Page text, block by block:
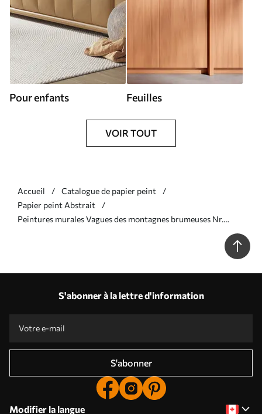
Pour enfants Feuilles
VOIR TOUT
Accueil
Catalogue de papier peint
Papier peint Abstrait
Peintures murales Vagues des montagnes brumeuses Nr.
S'abonner à la lettre d'information
S'abonner
Modifier la langue